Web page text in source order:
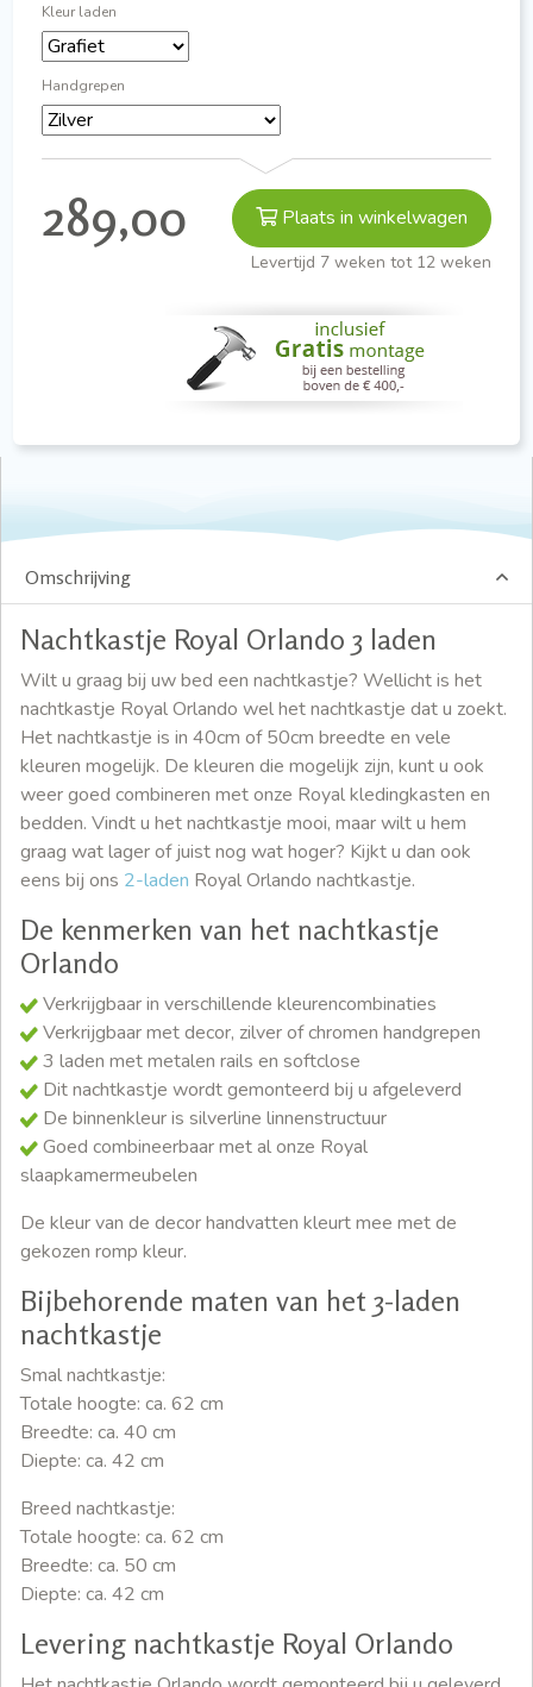
Kleur laden
Handgrepen
289,00 Plaats in winkelwagen
Levertijd 7 weken tot 12 weken
Omschrijving
Nachtkastje Royal Orlando 3 laden
Wilt u graag bij uw bed een nachtkastje? Wellicht is het
nachtkastje Royal Orlando wel het nachtkastje dat u zoekt.
Het nachtkastje is in 40cm of 50cm breedte en vele
kleuren mogelijk. De kleuren die mogelijk zijn, kunt u ook
weer goed combineren met onze Royal kledingkasten en
bedden. Vindt u het nachtkastje mooi, maar wilt u hem
graag wat lager of juist nog wat hoger? Kijkt u dan ook
eens bij ons 2-laden Royal Orlando nachtkastje.
De kenmerken van het nachtkastje
Orlando
Verkrijgbaar in verschillende kleurencombinaties
Verkrijgbaar met decor, zilver of chromen handgrepen
3 laden met metalen rails en softclose
Dit nachtkastje wordt gemonteerd bij u afgeleverd
De binnenkleur is silverline linnenstructuur
Goed combineerbaar met al onze Royal
slaapkamermeubelen
De kleur van de decor handvatten kleurt mee met de
gekozen romp kleur.
Bijbehorende maten van het 3-laden
nachtkastje
Smal nachtkastje:
Totale hoogte: ca. 62 cm
Breedte: ca. 40 cm
Diepte: ca. 42 cm
Breed nachtkastje:
Totale hoogte: ca. 62 cm
Breedte: ca. 50 cm
Diepte: ca. 42 cm
Levering nachtkastje Royal Orlando